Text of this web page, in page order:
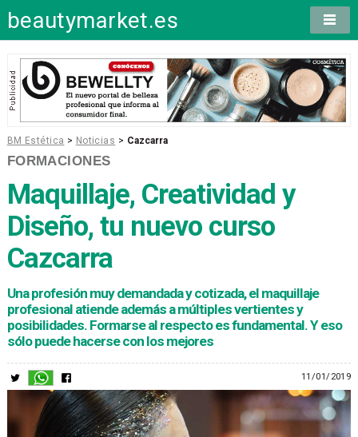
beautymarket.es
BM Estética > Noticias > Cazcarra
FORMACIONES
Maquillaje, Creatividad y
Diseño, tu nuevo curso
Cazcarra
Una profesión muy demandada y cotizada, el maquillaje
profesional atiende además a múltiples vertientes y
posibilidades. Formarse al respecto es fundamental. Y eso
sólo puede hacerse con los mejores
11/01/2019